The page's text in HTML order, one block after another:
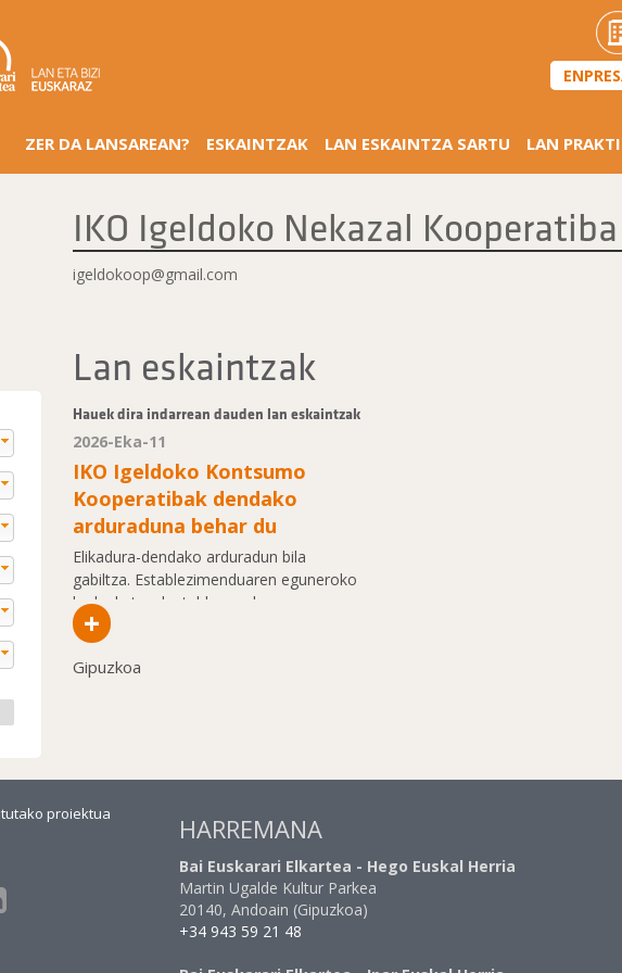
ZER DA LANSAREAN? ESKAINTZAK LAN ESKAINTZA SARTU LAN
IKO Igeldoko Nekazal Kooperatiba
igeldokoop@gmail.com
Lan eskaintzak
Hauek dira indarrean dauden lan eskaintzak
2026-Eka-11
IKO Igeldoko Kontsumo
Kooperatibak dendako
arduraduna behar du
Elikadura-dendako arduradun bila
gabiltza. Establezimenduaren eguneroko
kudeaketaz, lantaldearen k...
+
Gipuzkoa
HARREMANA
Bai Euskarari Elkartea - Hego Euskal Herria
Martin Ugalde Kultur Parkea
20140, Andoain (Gipuzkoa)
+34 943 59 21 48